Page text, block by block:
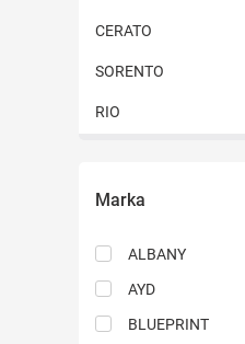
CERATO
SORENTO
RIO
Bakım Setleri
Motor Yağı & Sıvılar
Marka
ALBANY
AYD
BLUEPRINT